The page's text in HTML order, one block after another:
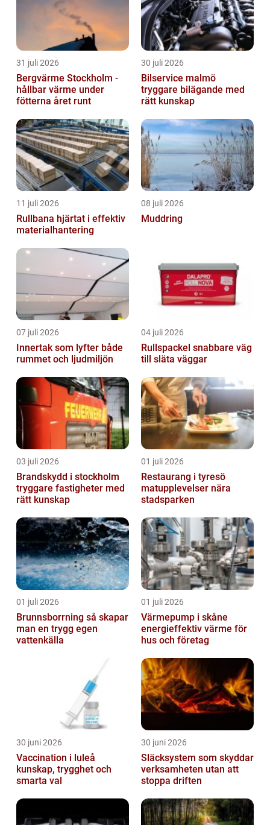
31 juli 2026
Bergvärme Stockholm -
hållbar värme under
fötterna året runt
30 juli 2026
Bilservice malmö
tryggare bilägande med
rätt kunskap
11 juli 2026
Rullbana hjärtat i effektiv
materialhantering
08 juli 2026
Muddring
07 juli 2026
Innertak som lyfter både
rummet och ljudmiljön
04 juli 2026
Rullspackel snabbare väg
till släta väggar
03 juli 2026
Brandskydd i stockholm
tryggare fastigheter med
rätt kunskap
01 juli 2026
Restaurang i tyresö
matupplevelser nära
stadsparken
01 juli 2026
Brunnsborrning så skapar
man en trygg egen
vattenkälla
01 juli 2026
Värmepump i skåne
energieffektiv värme för
hus och företag
30 juni 2026
Vaccination i luleå
kunskap, trygghet och
smarta val
30 juni 2026
Släcksystem som skyddar
verksamheten utan att
stoppa driften